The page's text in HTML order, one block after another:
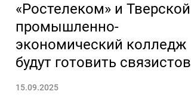
«Ростелеком» и Тверской
промышленно-
экономический колледж
будут готовить связистов
15.09.2025